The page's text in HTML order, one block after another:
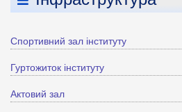
Спортивний зал інституту
Гуртожиток інституту
Актовий зал